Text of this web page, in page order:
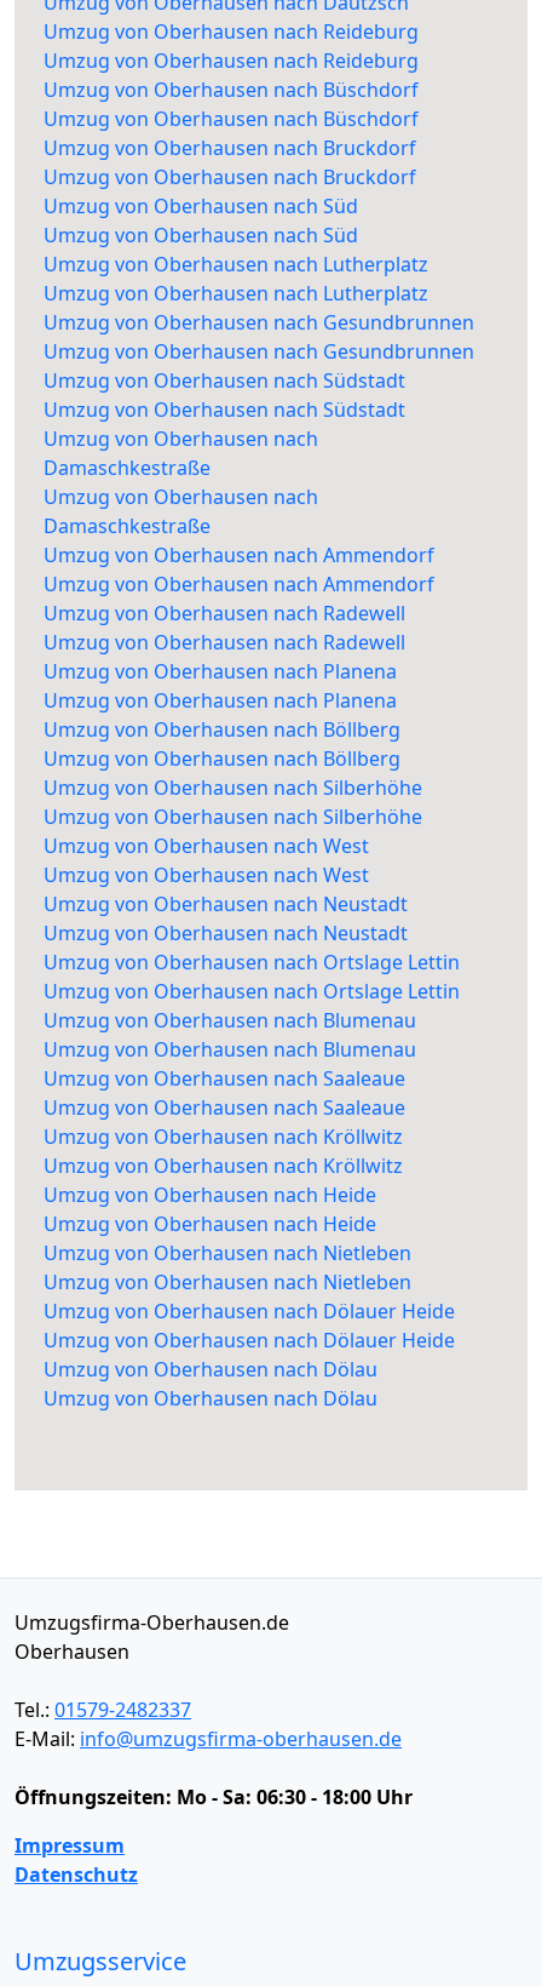
Umzug von Oberhausen nach Reideburg
Umzug von Oberhausen nach Reideburg
Umzug von Oberhausen nach Büschdorf
Umzug von Oberhausen nach Büschdorf
Umzug von Oberhausen nach Bruckdorf
Umzug von Oberhausen nach Bruckdorf
Umzug von Oberhausen nach Süd
Umzug von Oberhausen nach Süd
Umzug von Oberhausen nach Lutherplatz
Umzug von Oberhausen nach Lutherplatz
Umzug von Oberhausen nach Gesundbrunnen
Umzug von Oberhausen nach Gesundbrunnen
Umzug von Oberhausen nach Südstadt
Umzug von Oberhausen nach Südstadt
Umzug von Oberhausen nach
Damaschkestraße
Umzug von Oberhausen nach
Damaschkestraße
Umzug von Oberhausen nach Ammendorf
Umzug von Oberhausen nach Ammendorf
Umzug von Oberhausen nach Radewell
Umzug von Oberhausen nach Radewell
Umzug von Oberhausen nach Planena
Umzug von Oberhausen nach Planena
Umzug von Oberhausen nach Böllberg
Umzug von Oberhausen nach Böllberg
Umzug von Oberhausen nach Silberhöhe
Umzug von Oberhausen nach Silberhöhe
Umzug von Oberhausen nach West
Umzug von Oberhausen nach West
Umzug von Oberhausen nach Neustadt
Umzug von Oberhausen nach Neustadt
Umzug von Oberhausen nach Ortslage Lettin
Umzug von Oberhausen nach Ortslage Lettin
Umzug von Oberhausen nach Blumenau
Umzug von Oberhausen nach Blumenau
Umzug von Oberhausen nach Saaleaue
Umzug von Oberhausen nach Saaleaue
Umzug von Oberhausen nach Kröllwitz
Umzug von Oberhausen nach Kröllwitz
Umzug von Oberhausen nach Heide
Umzug von Oberhausen nach Heide
Umzug von Oberhausen nach Nietleben
Umzug von Oberhausen nach Nietleben
Umzug von Oberhausen nach Dölauer Heide
Umzug von Oberhausen nach Dölauer Heide
Umzug von Oberhausen nach Dölau
Umzug von Oberhausen nach Dölau
Umzugsfirma-Oberhausen.de
Oberhausen
Tel.: 01579-2482337
E-Mail: info@umzugsfirma-oberhausen.de
Öffnungszeiten: Mo - Sa: 06:30 - 18:00 Uhr
Impressum
Datenschutz
Umzugsservice